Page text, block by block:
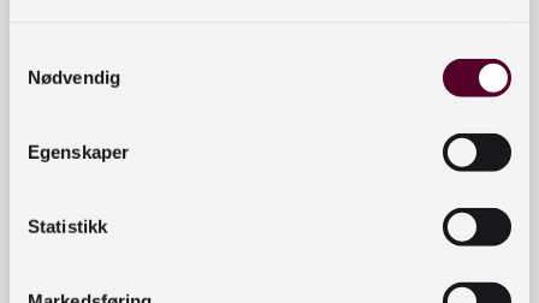
Nødvendig
Egenskaper
Statistikk
VIDEO Kong Magnus og
Bli med bak kulissene til